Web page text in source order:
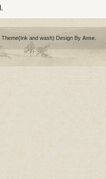
, Theme(Ink and wash) Design By Arne